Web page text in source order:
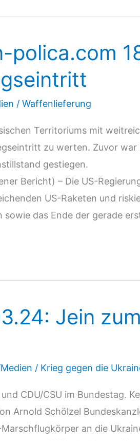
/ Waffenlieferung
Territoriums mit
zu werten. Zuvor
gestiegen.
Bericht) – Die US-
US-Raketen und
das Ende der gerade
Jein
/ Krieg gegen die
CDU/CSU im Bundestag.
Arnold Schölzel
an die